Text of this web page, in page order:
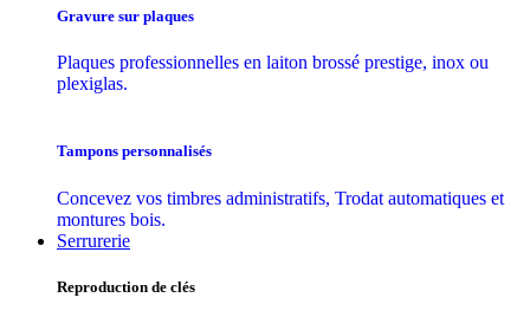
Gravure sur plaques
Plaques professionnelles en laiton brossé prestige, inox ou
plexiglas.
Tampons personnalisés
Concevez vos timbres administratifs, Trodat automatiques et
montures bois.
Serrurerie
Reproduction de clés